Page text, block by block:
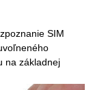
SIM
na základnej